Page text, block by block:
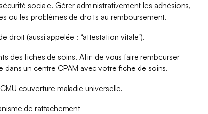
sociale. Gérer administrativement les adhésions,
ou les problèmes de droits au remboursement.
droit (aussi appelée : “attestation vitale”).
des fiches de soins. Afin de vous faire rembourser
dans un centre CPAM avec votre fiche de soins.
couverture maladie universelle.
de rattachement